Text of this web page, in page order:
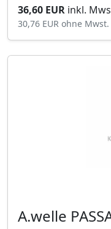
36,60 EUR inkl.
30,76 EUR ohne Mwst.
A.welle